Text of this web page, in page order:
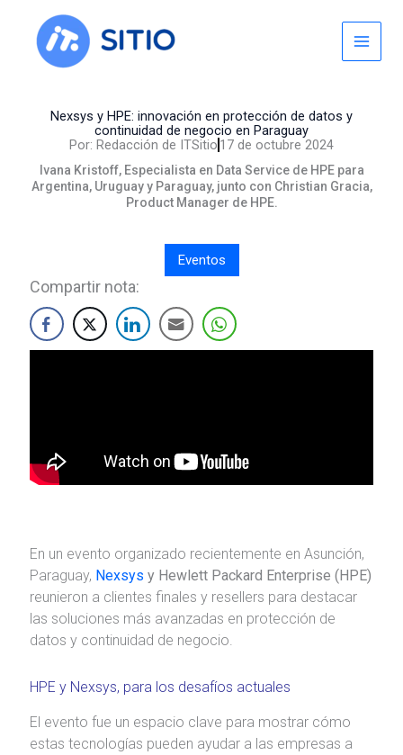
content
Nexsys y HPE: innovación en protección de datos y
continuidad de negocio en Paraguay
Por: Redacción de ITSitio 17 de octubre 2024
Ivana Kristoff, Especialista en Data Service de HPE para
Argentina, Uruguay y Paraguay, junto con Christian Gracia,
Product Manager de HPE.
Eventos
Compartir nota:
En un evento organizado recientemente en Asunción,
Paraguay, Nexsys y Hewlett Packard Enterprise (HPE)
reunieron a clientes finales y resellers para destacar
las soluciones más avanzadas en protección de
datos y continuidad de negocio.
HPE y Nexsys, para los desafíos actuales
El evento fue un espacio clave para mostrar cómo
estas tecnologías pueden ayudar a las empresas a